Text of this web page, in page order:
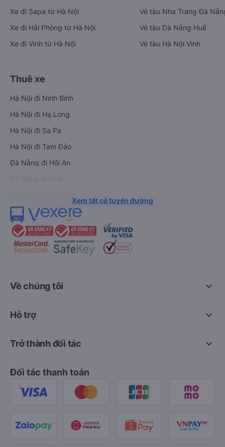
Xe đi Sapa từ Hà Nội
Xe đi Hải Phòng từ Hà Nội
Xe đi Vinh từ Hà Nội
Vé tàu Nha Trang Đà
Vé tàu Đà Nẵng Huế
Vé tàu Hà Nội Vinh
Thuê xe
Hà Nội đi Ninh Bình
Hà Nội đi Hạ Long
Hà Nội đi Sa Pa
Hà Nội đi Tam Đảo
Đà Nẵng đi Hội An
Xem tất cả tuyến đường
keyboard_arrow_down
Về chúng tôi
keyboard_arrow_down
Hỗ trợ
keyboard_arrow_down
Trở thành đối tác
Đối tác thanh toán